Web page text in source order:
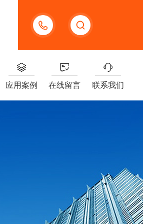
13391005955
应用案例 在线留言 联系我们